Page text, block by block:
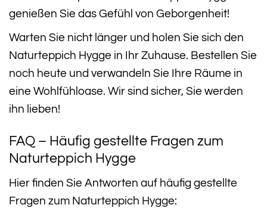
genießen Sie das Gefühl von Geborgenheit!
Warten Sie nicht länger und holen Sie sich den
Naturteppich Hygge in Ihr Zuhause. Bestellen Sie
noch heute und verwandeln Sie Ihre Räume in
eine Wohlfühloase. Wir sind sicher, Sie werden
ihn lieben!
FAQ – Häufig gestellte Fragen zum
Naturteppich Hygge
Hier finden Sie Antworten auf häufig gestellte
Fragen zum Naturteppich Hygge: